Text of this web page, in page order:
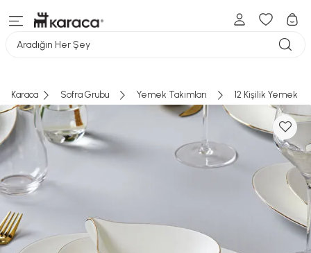
Aradığın Her Şey
Karaca Sofra Grubu Yemek Takımları 12 Kişilik Yemek